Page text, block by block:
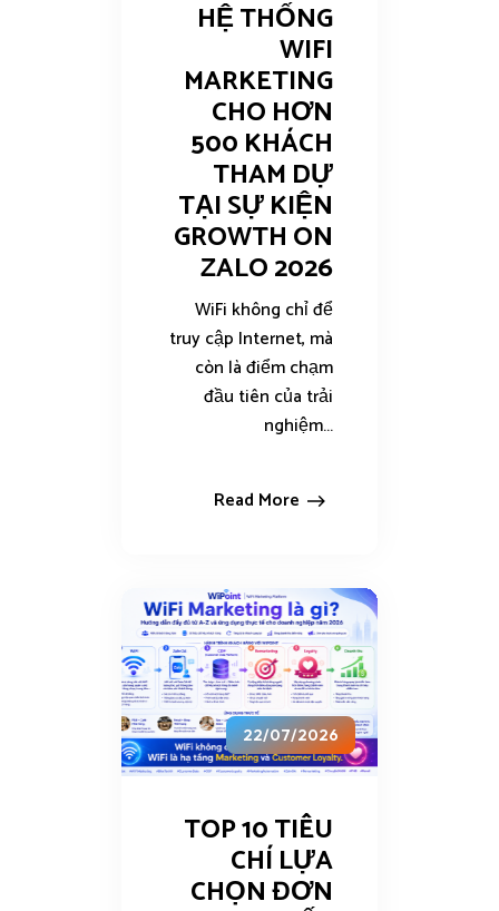
HỆ THỐNG
WIFI
MARKETING
CHO HƠN
500 KHÁCH
THAM DỰ
TẠI SỰ KIỆN
GROWTH ON
ZALO 2026
WiFi không chỉ để
truy cập Internet, mà
còn là điểm chạm
đầu tiên của trải
nghiệm...
Read More
22/07/2026
TOP 10 TIÊU
CHÍ LỰA
CHỌN ĐƠN